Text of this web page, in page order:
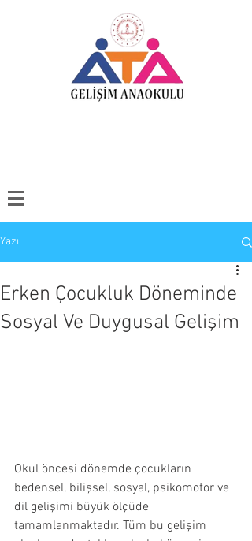
Yazı
Erken Çocukluk Döneminde
Sosyal Ve Duygusal Gelişim
Okul öncesi dönemde çocukların
bedensel, bilişsel, sosyal, psikomotor ve
dil gelişimi büyük ölçüde
tamamlanmaktadır. Tüm bu gelişim